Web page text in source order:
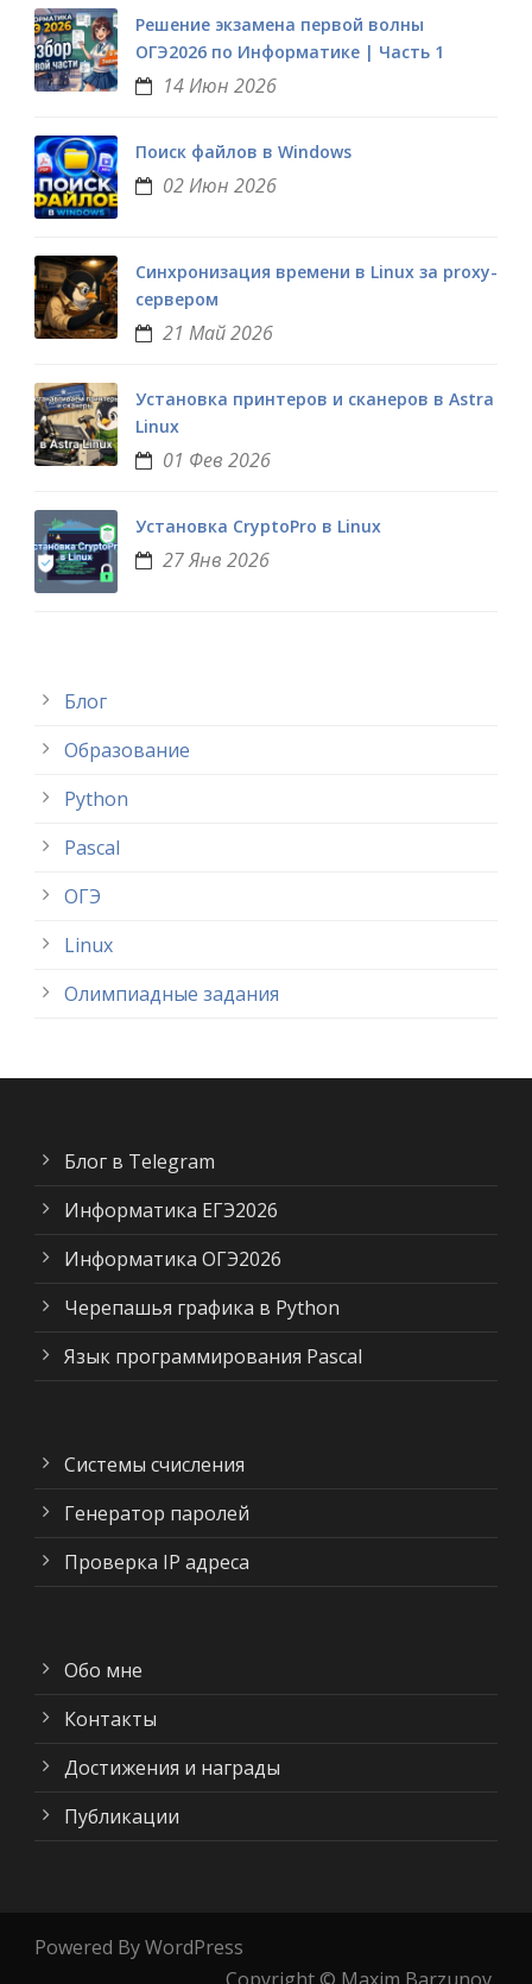
Решение экзамена первой волны
ОГЭ2026 по Информатике | Часть 1
14 Июн 2026
Поиск файлов в Windows
02 Июн 2026
Синхронизация времени в Linux за proxy-
сервером
21 Май 2026
Установка принтеров и сканеров в Astra
Linux
01 Фев 2026
Установка CryptoPro в Linux
27 Янв 2026
Блог
Образование
Python
Pascal
ОГЭ
Linux
Олимпиадные задания
Блог в Telegram
Информатика ЕГЭ2026
Информатика ОГЭ2026
Черепашья графика в Python
Язык программирования Pascal
Системы счисления
Генератор паролей
Проверка IP адреса
Обо мне
Контакты
Достижения и награды
Публикации
Powered By WordPress